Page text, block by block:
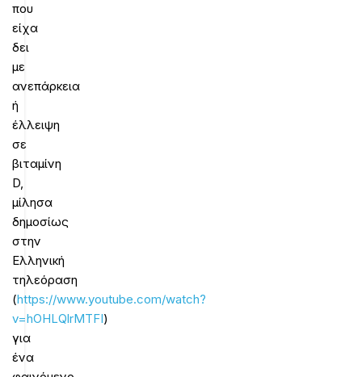
που
είχα
δει
με
ανεπάρκεια
ή
έλλειψη
σε
βιταμίνη
D,
μίλησα
δημοσίως
στην
Ελληνική
τηλεόραση
(https://www.youtube.com/watch?
v=hOHLQlrMTFI)
για
ένα